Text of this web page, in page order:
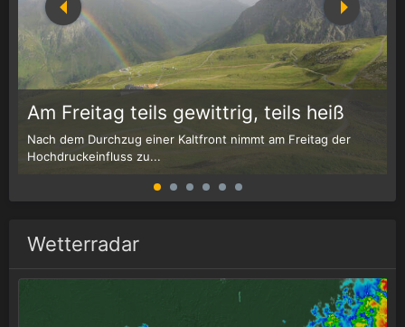
Am Freitag teils gewittrig, teils heiß
Nach dem Durchzug einer Kaltfront nimmt am Freitag der
Hochdruckeinfluss zu...
Wetterradar